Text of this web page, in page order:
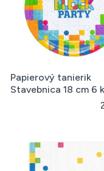
Papierový tanierik
Stavebnica 18 cm 6